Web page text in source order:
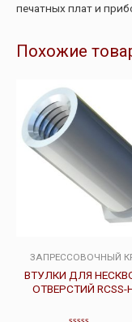
печатных плат и
Похожие
ЗАПРЕССОВОЧНЫЙ
ВТУЛКИ ДЛЯ
ОТВЕРСТИЙ